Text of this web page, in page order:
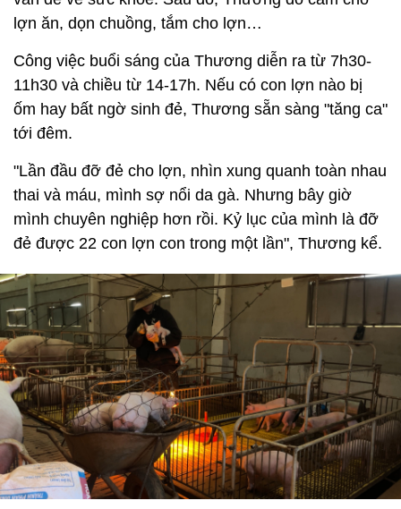
lợn ăn, dọn chuồng, tắm cho lợn…
Công việc buổi sáng của Thương diễn ra từ 7h30-
11h30 và chiều từ 14-17h. Nếu có con lợn nào bị
ốm hay bất ngờ sinh đẻ, Thương sẵn sàng "tăng ca"
tới đêm.
"Lần đầu đỡ đẻ cho lợn, nhìn xung quanh toàn nhau
thai và máu, mình sợ nổi da gà. Nhưng bây giờ
mình chuyên nghiệp hơn rồi. Kỷ lục của mình là đỡ
đẻ được 22 con lợn con trong một lần", Thương kể.